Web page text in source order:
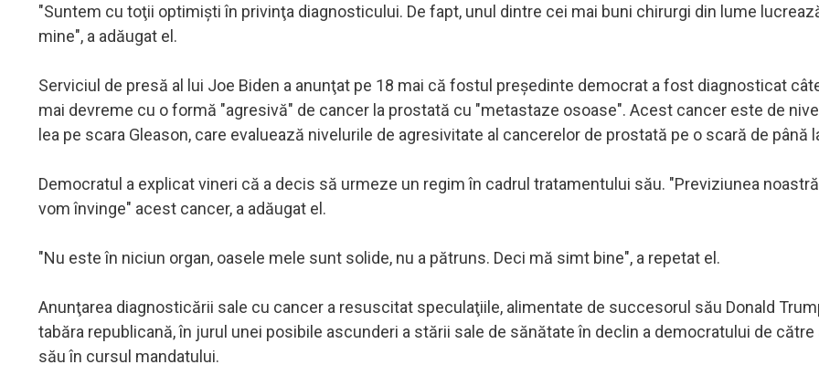
"Suntem cu toţii optimişti în privinţa diagnosticului. De fapt, unul dintre cei mai buni chirurgi din lume
mine", a adăugat el.
Serviciul de presă al lui Joe Biden a anunţat pe 18 mai că fostul preşedinte democrat a fost diagnosticat
mai devreme cu o formă "agresivă" de cancer la prostată cu "metastaze osoase". Acest cancer este de
lea pe scara Gleason, care evaluează nivelurile de agresivitate al cancerelor de prostată pe o scară de până
Democratul a explicat vineri că a decis să urmeze un regim în cadrul tratamentului său. "Previziunea
vom învinge" acest cancer, a adăugat el.
"Nu este în niciun organ, oasele mele sunt solide, nu a pătruns. Deci mă simt bine", a repetat el.
Anunţarea diagnosticării sale cu cancer a resuscitat speculaţiile, alimentate de succesorul său Donald
tabăra republicană, în jurul unei posibile ascunderi a stării sale de sănătate în declin a democratului de către
său în cursul mandatului.